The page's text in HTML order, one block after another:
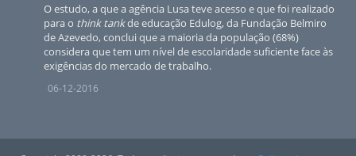
O estudo, a que a agência Lusa teve acesso e que foi realizado
para o think tankde educação Edulog, da Fundação Belmiro
de Azevedo, conclui que a maioria da população (68%)
considera que tem um nível de escolaridade suficiente face às
exigências do mercado de trabalho.
06-12-2016